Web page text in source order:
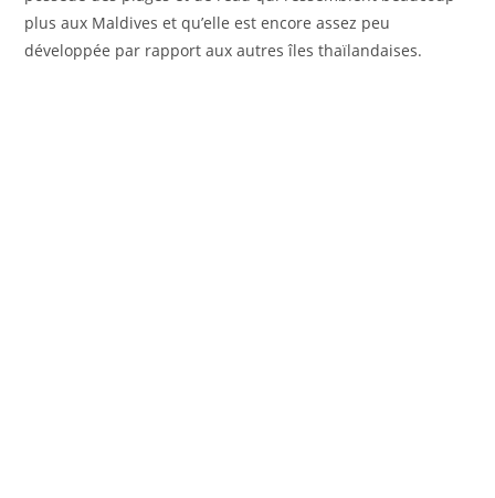
plus aux Maldives et qu’elle est encore assez peu
développée par rapport aux autres îles thaïlandaises.